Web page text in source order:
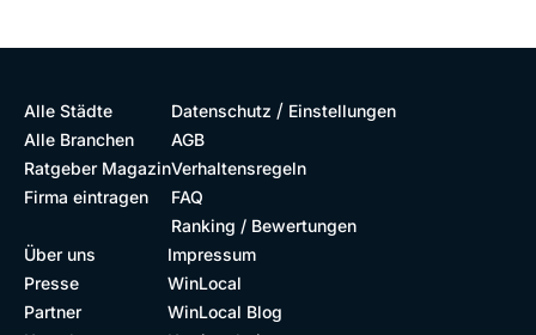
Alle Städte
Alle Branchen
Ratgeber Magazin
Firma eintragen
Datenschutz / Einstellungen
AGB
Verhaltensregeln
FAQ
Ranking / Bewertungen
Über uns
Presse
Partner
Impressum
WinLocal
WinLocal Blog